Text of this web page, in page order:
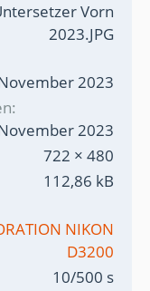
Vorn
2023.JPG
2023
2023
722 × 480
112,86 kB
NIKON
D3200
10/500 s